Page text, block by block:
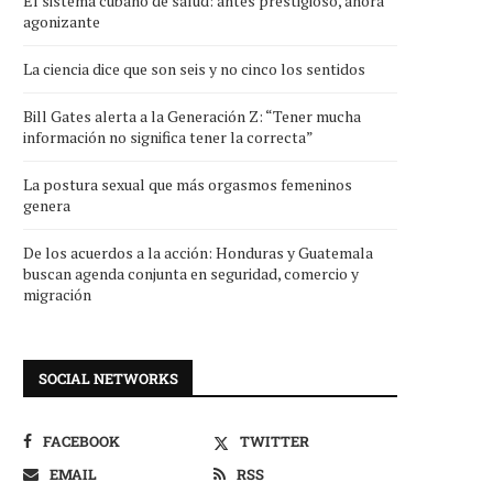
agonizante
La ciencia dice que son seis y no cinco los sentidos
Bill Gates alerta a la Generación Z: “Tener mucha
información no significa tener la correcta”
La postura sexual que más orgasmos femeninos
genera
De los acuerdos a la acción: Honduras y Guatemala
buscan agenda conjunta en seguridad, comercio y
migración
SOCIAL NETWORKS
FACEBOOK
TWITTER
EMAIL
RSS